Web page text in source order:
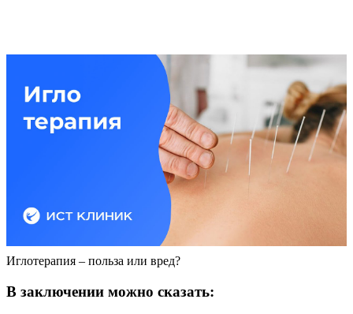
Иглотерапия – польза или вред?
В заключении можно сказать: